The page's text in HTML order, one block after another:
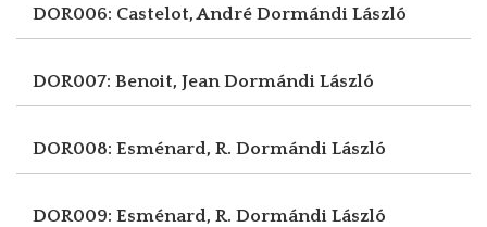
DOR006: Castelot, André Dormándi László
DOR007: Benoit, JeanDormándi László
DOR008: Esménard, R. Dormándi László
DOR009: Esménard, R. Dormándi László